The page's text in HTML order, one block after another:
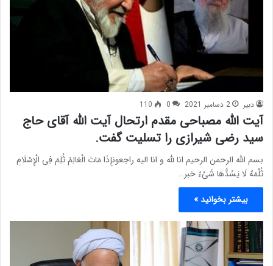
دبیر 2 دسامبر 2021 0
110
آیت الله مصباحی مقدم ارتحال آیت الله آقای حاج
سید رضی شیرازی را تسلیت گفت.
بسم الله الرحمن الرحیم انا لله و انا الیه راجعونإِذَا مَاتَ الْعَالِمُ ثُلِمَ فِی الْإِسْلَامِ
ثُلْمَهٌ لَا یَسُدُّهَا شَیْءٌ خبر…
بیشتر بخوانید »